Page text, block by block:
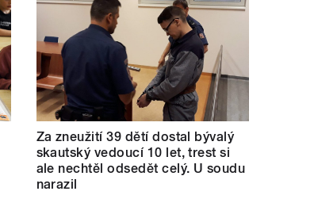
Za zneužití 39 dětí dostal bývalý
skautský vedoucí 10 let, trest si
ale nechtěl odsedět celý. U soudu
narazil